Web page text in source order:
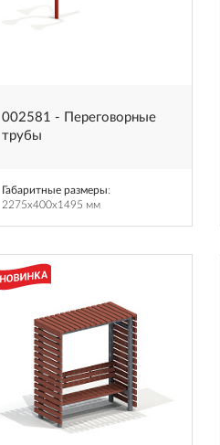
002581 - Переговорные
трубы
Габаритные размеры:
2275x400x1495 мм